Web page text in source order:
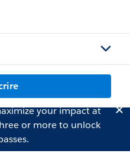
your impact at
or more to unlock